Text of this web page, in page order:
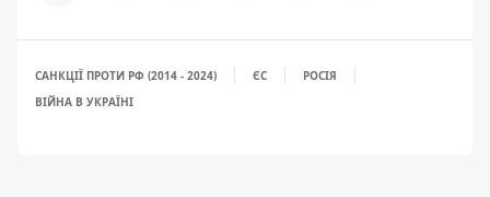
САНКЦІЇ ПРОТИ РФ (2014 - 2024) ЄС
РОСІЯ
ВІЙНА В УКРАЇНІ